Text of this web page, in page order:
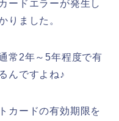
ードエラーが発生し
りました。
常2年～5年程度で有
んですよね♪
カードの有効期限を